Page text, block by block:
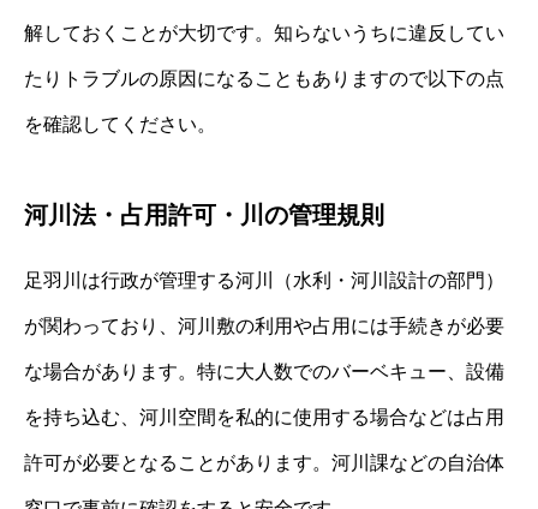
解しておくことが大切です。知らないうちに違反してい
たりトラブルの原因になることもありますので以下の点
を確認してください。
河川法・占用許可・川の管理規則
足羽川は行政が管理する河川（水利・河川設計の部門）
が関わっており、河川敷の利用や占用には手続きが必要
な場合があります。特に大人数でのバーベキュー、設備
を持ち込む、河川空間を私的に使用する場合などは占用
許可が必要となることがあります。河川課などの自治体